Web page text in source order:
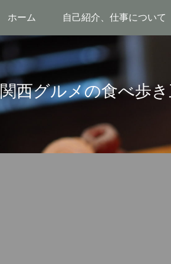
西グルメの食べ歩
ホーム 自己紹介、仕事について